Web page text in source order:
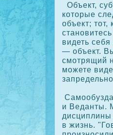
Объект,
кοторые
объект;
видеть
— объект.
смотрящий
можете
и Веданты.
дисциплины
в жизнь.